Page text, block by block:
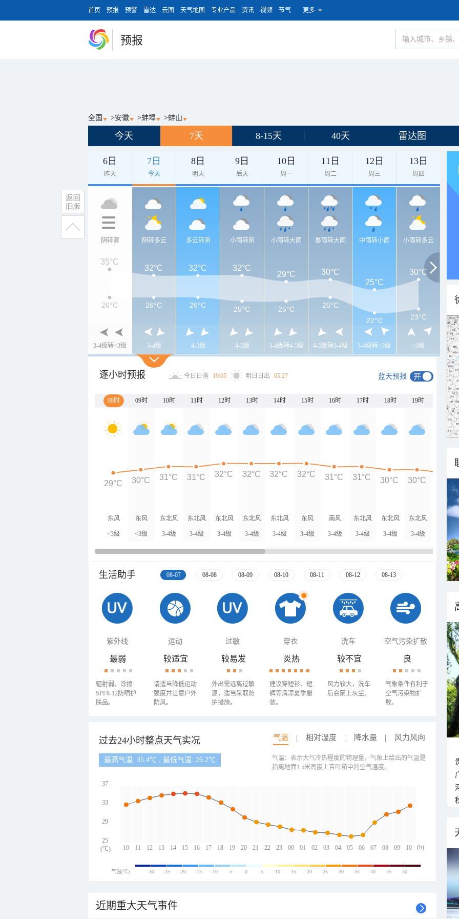
首页 预报 预警 雷达 云图 天气地图 专业产品 资讯 视频 节气 更多
预报
全国 >安徽 >蚌埠 >蚌山
今天 7天 8-15天 40天 雷达图
6日
昨天
7日
今天
8日
明天
9日
后天
10日
周一
11日
周二
12日
周三
13日
周四
阴转雾
3-4级转<3级
阴转多云
3-4级
多云转阴
4-5级
小雨转阴
4-5级
小雨转大雨
3-4级转4-5级
暴雨转大雨
4-5级转3-4级
中雨转小雨
3-4级转<3级
小雨转多云
<3级
35°C
32°C 32°C 32°C
29°C
30°C
25°C
30°C
26°C 26°C 26°C 25°C 25°C
26°C
22°C
23°C
逐小时预报 今日日落 19:05 明日日出 05:27 蓝天预报
08时 09时 10时 11时 12时 13时 14时 15时 16时 17时 18时 19时 20时
东风
<3级
东风
<3级
东北风
3-4级
东北风
3-4级
东北风
3-4级
东北风
3-4级
东北风
3-4级
东风
3-4级
南风
3-4级
东北风
3-4级
东北风
3-4级
东北风
3-4级
东北风
3-4级
29°C 30°C 31°C 31°C 32°C 32°C 32°C 32°C 31°C 31°C 30°C 30°C
生活助手 08-07 08-08 08-09 08-10 08-11 08-12 08-13
紫外线 运动 过敏 穿衣 洗车 空气污染扩散
最弱
辐射弱，涂擦
SPF8-12防晒护
肤品。
较适宜
请适当降低运动
强度并注意户外
防风。
较易发
外出需远离过敏
源，适当采取防
护措施。
炎热
建议穿短衫、短
裤等清凉夏季服
装。
较不宜
风力较大，洗车
后会蒙上灰尘。
良
气象条件有利于
空气污染物扩
散。
过去24小时整点天气实况 气温 相对湿度 降水量 风力风向
最高气温: 35.4℃ , 最低气温: 26.2℃
10 11 12 13 14 15 16 17 18 19 20 21 22 23 00 01 02 03 04 05 06 07 08 09 10
37
33
29
25
(h)
(℃)
气温：表示大气冷热程度的物理量，气象上给出的气温是
指离地面1.5米高度上百叶箱中的空气温度。
气温(℃) -30 -25 -20 -15 -10 -5 0 5 10 15 20 25 30 35 40 45 50
近期重大天气事件